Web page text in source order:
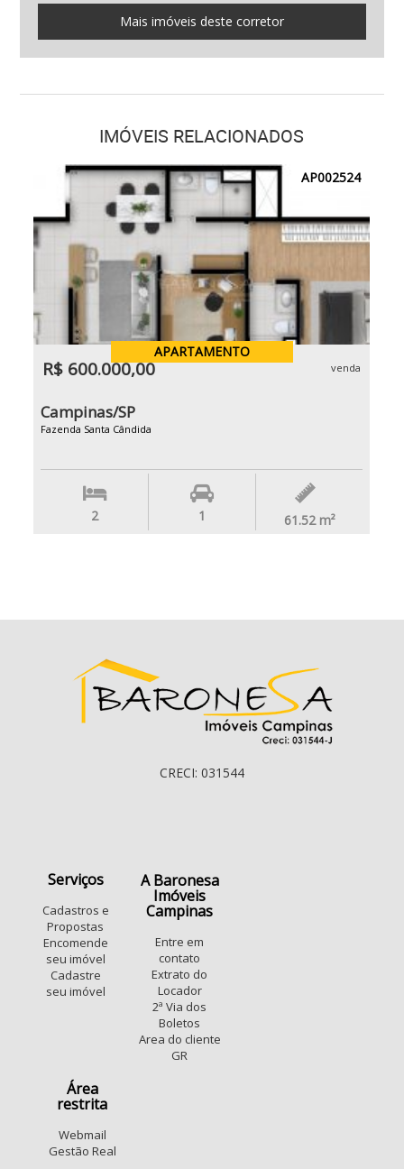
Mais imóveis deste corretor
IMÓVEIS RELACIONADOS
AP002524
APARTAMENTO
R$ 600.000,00 venda
Campinas/SP
Fazenda Santa Cândida
2 1 61.52 m²
CRECI: 031544
Serviços
Cadastros e
Propostas
Encomende
seu imóvel
Cadastre
seu imóvel
A Baronesa
Imóveis
Campinas
Entre em
contato
Extrato do
Locador
2ª Via dos
Boletos
Area do cliente
GR
Área
restrita
Webmail
Gestão Real